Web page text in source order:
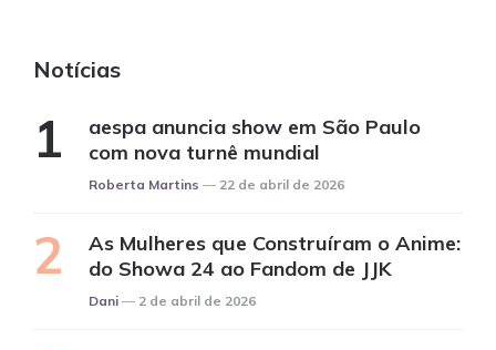
Notícias
aespa anuncia show em São Paulo
com nova turnê mundial
Posted
Roberta Martins 22 de abril de 2026
As Mulheres que Construíram o Anime:
do Showa 24 ao Fandom de JJK
Posted
Dani 2 de abril de 2026